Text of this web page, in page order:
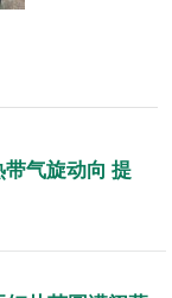
气旋动向 提